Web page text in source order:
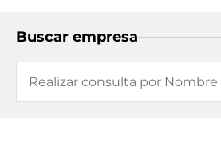
Buscar empresa